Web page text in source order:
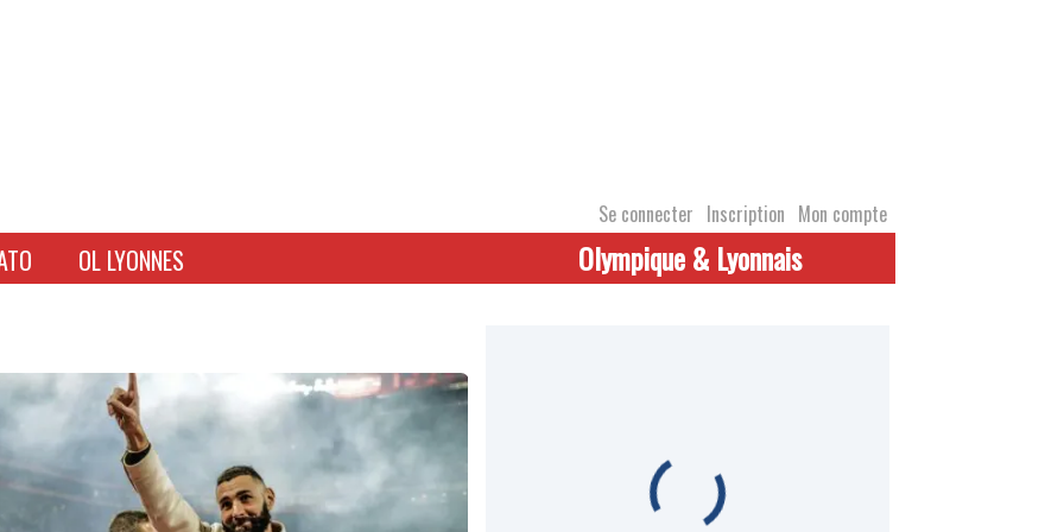
Se connecter Inscription Mon compte
OL LYONNES Olympique & Lyonnais